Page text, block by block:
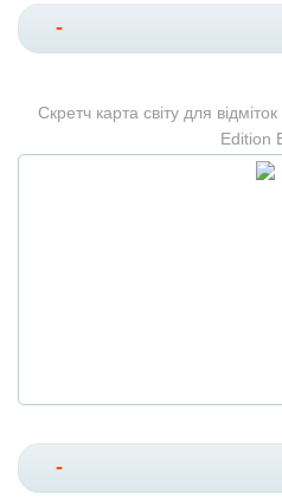
-
Скретч карта світу для
Edition
-